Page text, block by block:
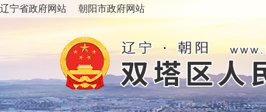
辽宁省政府网站 朝阳市政府网站